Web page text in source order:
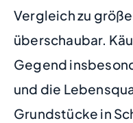
Vergleich zu
überschaubar.
Gegend
und die
Grundstücke in